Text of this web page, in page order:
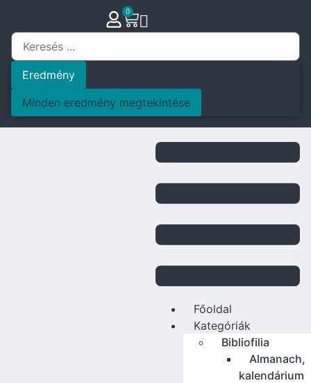
0
Eredmény
Minden eredmény megtekintése
Főoldal
Kategóriák
Bibliofilia
Almanach,
kalendárium